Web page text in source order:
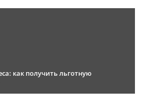
как получить льготную